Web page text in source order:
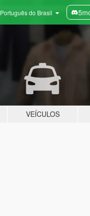
Português do Brasil
VEÍCULOS